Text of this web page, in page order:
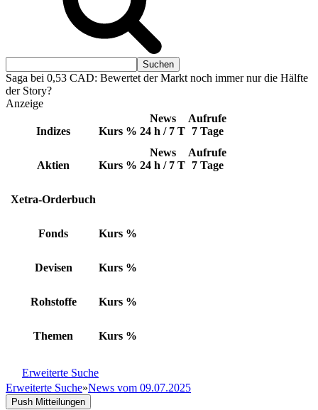
Saga bei 0,53 CAD: Bewertet der Markt noch immer nur die Hälfte
der Story?
Anzeige
Indizes Kurs %
News
24 h / 7 T
Aufrufe
7 Tage
Aktien Kurs %
News
24 h / 7 T
Aufrufe
7 Tage
Xetra-Orderbuch
Fonds Kurs %
Devisen Kurs %
Rohstoffe Kurs %
Themen Kurs %
Erweiterte Suche
Erweiterte Suche»News vom 09.07.2025
Push Mitteilungen